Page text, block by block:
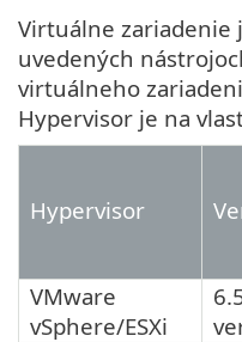
Virtuálne zariadenie
uvedených
virtuálneho
Hypervisor je na
Hypervisor
VMware
vSphere/ESXi